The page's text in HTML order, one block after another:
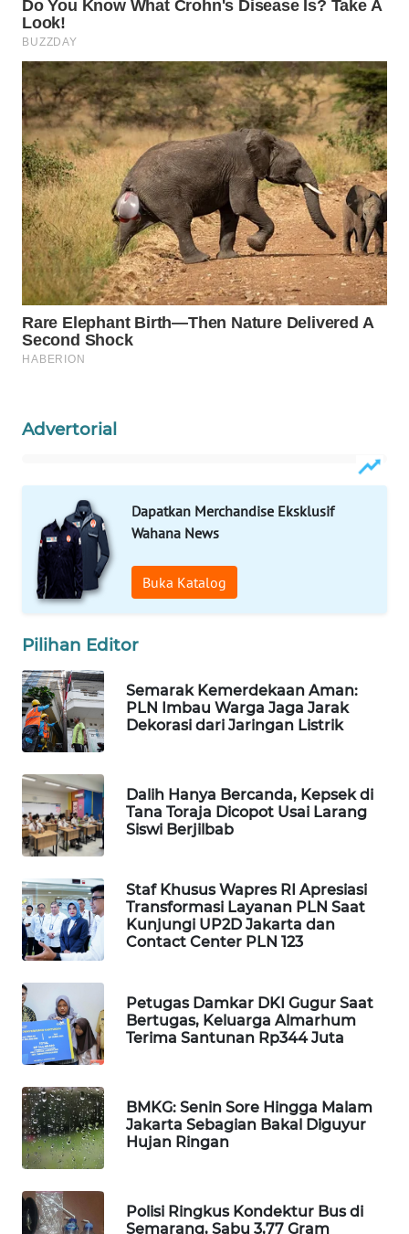
Advertorial
Dapatkan Merchandise Eksklusif
Wahana News
Buka Katalog
Pilihan Editor
Semarak Kemerdekaan Aman:
PLN Imbau Warga Jaga Jarak
Dekorasi dari Jaringan Listrik
Dalih Hanya Bercanda, Kepsek di
Tana Toraja Dicopot Usai Larang
Siswi Berjilbab
Staf Khusus Wapres RI Apresiasi
Transformasi Layanan PLN Saat
Kunjungi UP2D Jakarta dan
Contact Center PLN 123
Petugas Damkar DKI Gugur Saat
Bertugas, Keluarga Almarhum
Terima Santunan Rp344 Juta
BMKG: Senin Sore Hingga Malam
Jakarta Sebagian Bakal Diguyur
Hujan Ringan
Polisi Ringkus Kondektur Bus di
Semarang, Sabu 3,77 Gram
Wahana
Media
Group
WAHANA
NEWS
WAHANA
TANI
WAHANA
ADVOKAT
WAHANA
INFRASTRUKTUR
WAHANA
TRAVEL
WAHANA
TV
WAHANANEWS
WAHANANEWS
CO ID
WAHANANEWS
NET
WAHANA
WAHANA
UMKM
WAHANA
SELEB
WAHANA
PERSONA
WAHANA
OTOMOTIF
HEALTH